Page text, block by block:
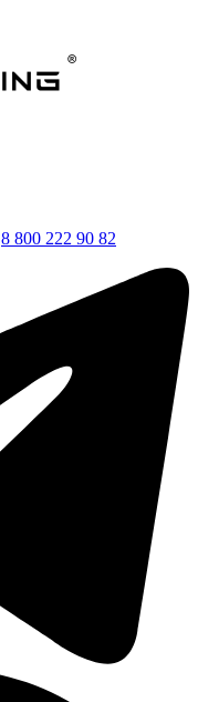
8 800 222 90 82